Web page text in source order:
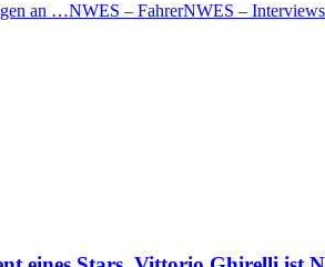
an …NWES – FahrerNWES – Interviews